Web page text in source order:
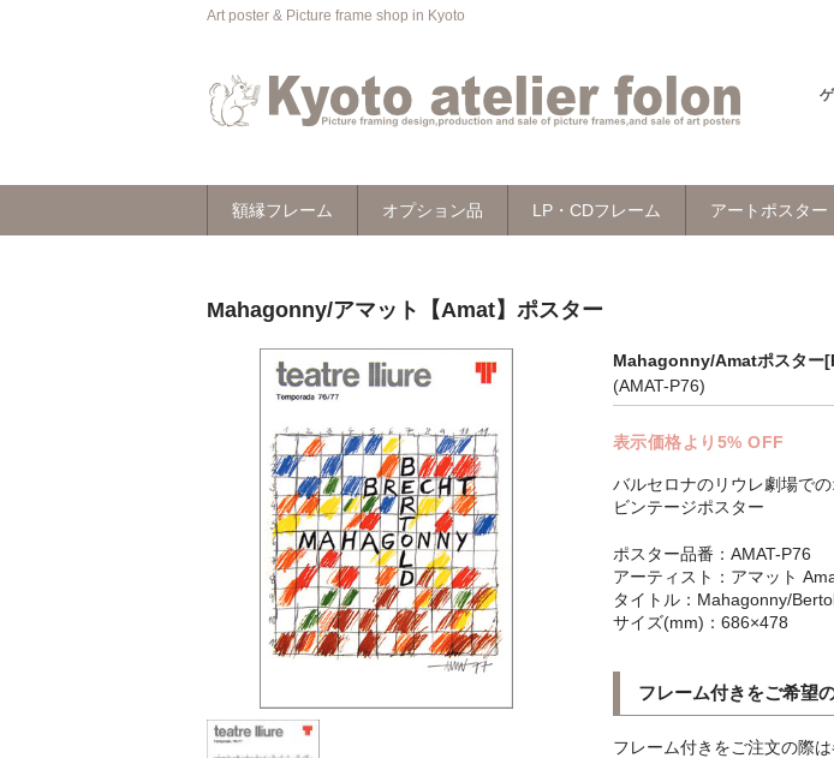
Art poster & Picture frame shop in Kyoto
額縁フレーム オプション品 LP・CDフレーム アートポスター
Mahagonny/アマット【Amat】ポスター
Mahagonny/Amatポスター
(AMAT-P76)
表示価格より5% OFF
バルセロナのリウレ劇場で
ビンテージポスター
ポスター品番：AMAT-P76
アーティスト：アマット
タイトル：Mahagonny/
サイズ(mm)：686×478
フレーム付きをご希望
フレーム付きをご注文の際は